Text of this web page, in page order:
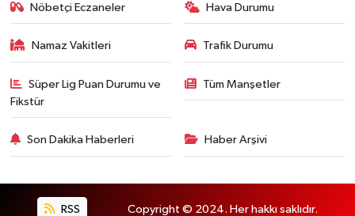
Nöbetçi Eczaneler Hava Durumu
Namaz Vakitleri Trafik Durumu
Süper Lig Puan Durumu ve
Fikstür
Tüm Manşetler
Son Dakika Haberleri Haber Arşivi
RSS Copyright © 2024. Her hakkı saklıdır.